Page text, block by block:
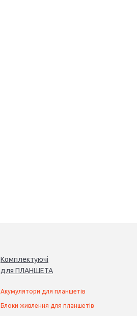
Комплектуючі
для ПЛАНШЕТА
Акумулятори для планшетів
Блоки живлення для планшетів